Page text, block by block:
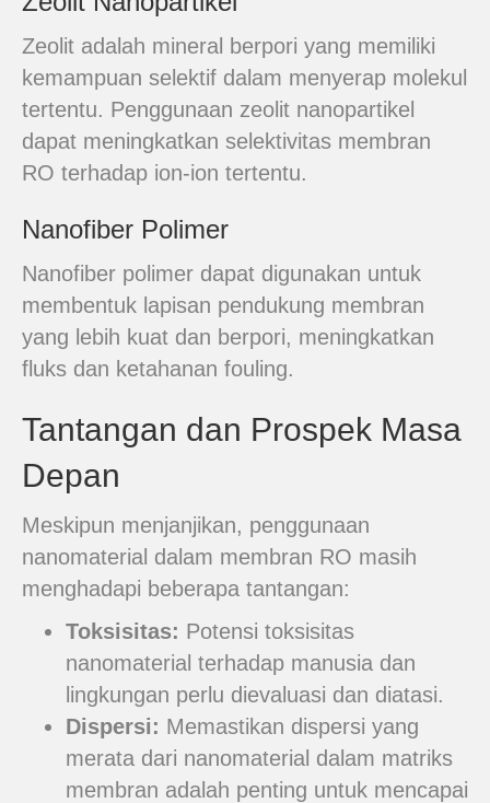
Zeolit adalah mineral berpori yang memiliki
kemampuan selektif dalam menyerap molekul
tertentu. Penggunaan zeolit nanopartikel
dapat meningkatkan selektivitas membran
RO terhadap ion-ion tertentu.
Nanofiber Polimer
Nanofiber polimer dapat digunakan untuk
membentuk lapisan pendukung membran
yang lebih kuat dan berpori, meningkatkan
fluks dan ketahanan fouling.
Tantangan dan Prospek Masa
Depan
Meskipun menjanjikan, penggunaan
nanomaterial dalam membran RO masih
menghadapi beberapa tantangan:
Toksisitas: Potensi toksisitas
nanomaterial terhadap manusia dan
lingkungan perlu dievaluasi dan diatasi.
Dispersi: Memastikan dispersi yang
merata dari nanomaterial dalam matriks
membran adalah penting untuk mencapai